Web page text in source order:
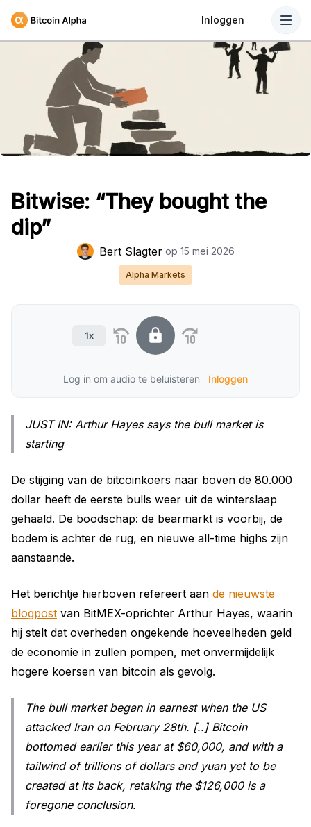
Inloggen
Bitwise: “They bought the
dip”
Bert Slagter op 15 mei 2026
Alpha Markets
1x
Log in om audio te beluisteren Inloggen
JUST IN: Arthur Hayes says the bull market is
starting
De stijging van de bitcoinkoers naar boven de 80.000
dollar heeft de eerste bulls weer uit de winterslaap
gehaald. De boodschap: de bearmarkt is voorbij, de
bodem is achter de rug, en nieuwe all-time highs zijn
aanstaande.
Het berichtje hierboven refereert aan de nieuwste
blogpost van BitMEX-oprichter Arthur Hayes, waarin
hij stelt dat overheden ongekende hoeveelheden geld
de economie in zullen pompen, met onvermijdelijk
hogere koersen van bitcoin als gevolg.
The bull market began in earnest when the US
attacked Iran on February 28th. [..] Bitcoin
bottomed earlier this year at $60,000, and with a
tailwind of trillions of dollars and yuan yet to be
created at its back, retaking the $126,000 is a
foregone conclusion.